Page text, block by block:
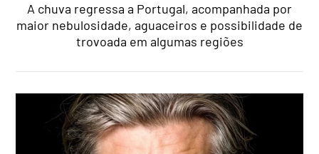
A chuva regressa a Portugal, acompanhada por
maior nebulosidade, aguaceiros e possibilidade de
trovoada em algumas regiões